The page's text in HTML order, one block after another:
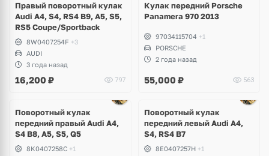
Правый поворотный кулак
Audi A4, S4, RS4 B9, A5, S5,
RS5 Сoupe/Sportback
8W0407254F +3
AUDI
3 года назад
16,200 ₽ 797
Кулак передний Porsche
Panamera 970 2013
97034115704 +1
PORSCHE
2 года назад
55,000 ₽ 563
Поворотный кулак
передний правый Audi A4,
S4 B8, A5, S5, Q5
8K0407258C +1
Поворотный кулак
передний левый Audi A4,
S4, RS4 B7
8E0407257H +1